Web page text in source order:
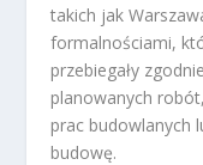
takich jak
formalnościami,
przebiegały
planowanych
prac budowlanych
budowę.